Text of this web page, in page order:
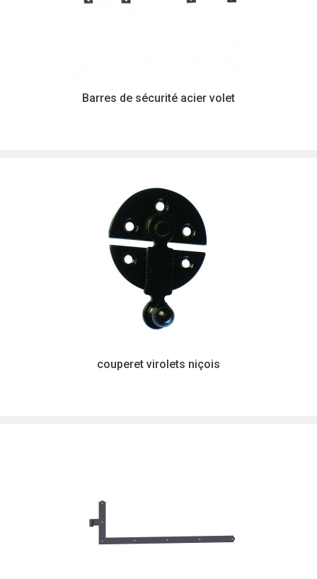
Barres de sécurité acier volet
couperet virolets niçois